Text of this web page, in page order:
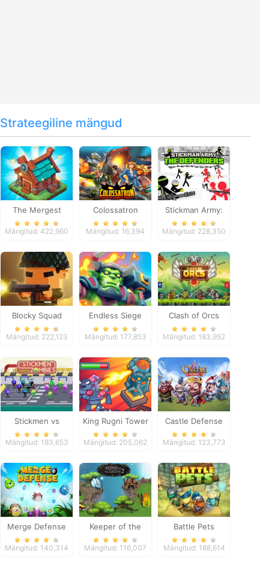
Strateegiline mängud
The Mergest
Kingdom
Mängitud: 422,960
Colossatron
Mängitud: 16,394
Stickman Army:
The Defenders
Mängitud: 228,350
Blocky Squad
Mängitud: 222,123
Endless Siege
Mängitud: 177,853
Clash of Orcs
Mängitud: 183,952
Stickmen vs
Zombies
Mängitud: 193,653
King Rugni Tower
Defense
Mängitud: 205,062
Castle Defense
Mängitud: 123,773
Merge Defense
Mängitud: 140,314
Keeper of the
Grove 2
Mängitud: 116,007
Battle Pets
Mängitud: 188,614